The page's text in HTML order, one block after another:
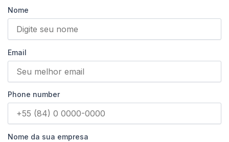
Nome
Email
Phone number
Nome da sua empresa